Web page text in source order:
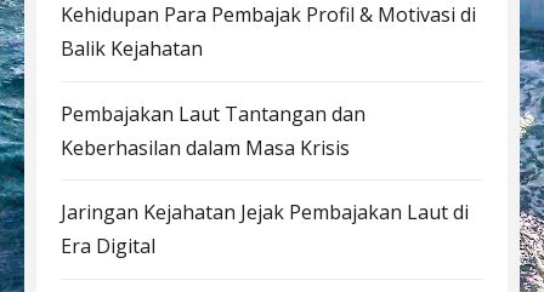
Kehidupan Para Pembajak Profil & Motivasi di
Balik Kejahatan
Pembajakan Laut Tantangan dan
Keberhasilan dalam Masa Krisis
Jaringan Kejahatan Jejak Pembajakan Laut di
Era Digital